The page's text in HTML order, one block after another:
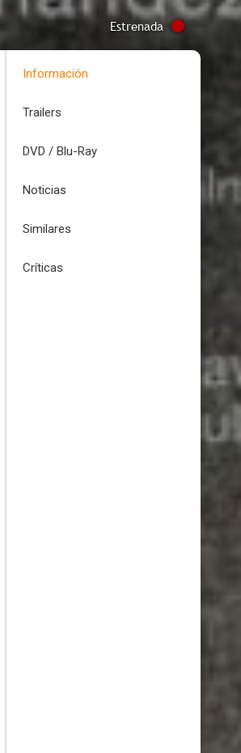
Estrenada
Información
Trailers
DVD / Blu-Ray
Noticias
Similares
Críticas